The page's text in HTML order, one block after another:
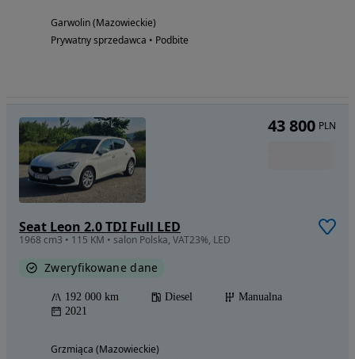
Garwolin (Mazowieckie)
Prywatny sprzedawca • Podbite
Seat Leon 2.0 TDI Full LED
1968 cm3 • 115 KM • salon Polska, VAT23%, LED
Zweryfikowane dane
192 000 km Diesel
Manualna
2021
Grzmiąca (Mazowieckie)
43 800 PLN